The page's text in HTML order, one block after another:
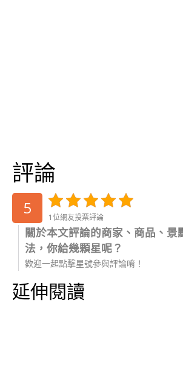
評論
5 1位網友投票評論
關於本文評論的商家、商品、景
法，你給幾顆星呢？
歡迎一起點擊星號參與評論唷！
延伸閱讀